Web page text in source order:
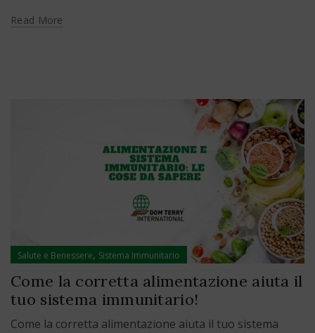
Read More
Salute e Benessere, Sistema Immunitario
Come la corretta alimentazione aiuta il
tuo sistema immunitario!
Come la corretta alimentazione aiuta il tuo sistema